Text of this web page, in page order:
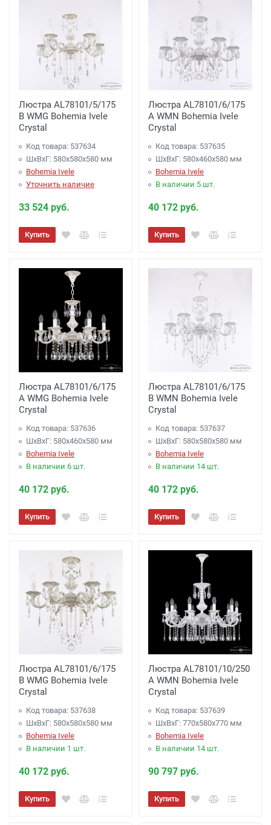
Люстра AL78101/5/175
B WMG Bohemia Ivele
Crystal
Код товара: 537634
ШхВхГ: 580х580x580 мм
Bohemia Ivele
Уточнить наличие
33 524 руб.
Купить
Люстра AL78101/6/175
A WMN Bohemia Ivele
Crystal
Код товара: 537635
ШхВхГ: 580х460x580 мм
Bohemia Ivele
В наличии 5 шт.
40 172 руб.
Купить
Люстра AL78101/6/175
A WMG Bohemia Ivele
Crystal
Код товара: 537636
ШхВхГ: 580х460x580 мм
Bohemia Ivele
В наличии 6 шт.
40 172 руб.
Купить
Люстра AL78101/6/175
B WMN Bohemia Ivele
Crystal
Код товара: 537637
ШхВхГ: 580х580x580 мм
Bohemia Ivele
В наличии 14 шт.
40 172 руб.
Купить
Люстра AL78101/6/175
B WMG Bohemia Ivele
Crystal
Код товара: 537638
ШхВхГ: 580х580x580 мм
Bohemia Ivele
В наличии 1 шт.
40 172 руб.
Купить
Люстра AL78101/10/250
A WMN Bohemia Ivele
Crystal
Код товара: 537639
ШхВхГ: 770х580x770 мм
Bohemia Ivele
В наличии 14 шт.
90 797 руб.
Купить